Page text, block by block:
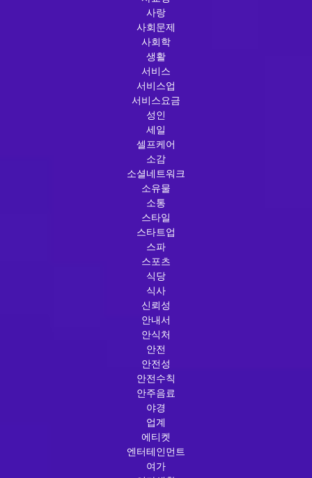
사랑
사회문제
사회학
생활
서비스
서비스업
서비스요금
성인
세일
셀프케어
소감
소셜네트워크
소유물
소통
스타일
스타트업
스파
스포츠
식당
식사
신뢰성
안내서
안식처
안전
안전성
안전수칙
안주음료
야경
업계
에티켓
엔터테인먼트
여가